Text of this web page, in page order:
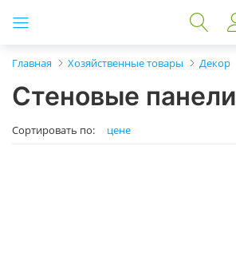
Главная Хозяйственные товары Декор
Стеновые панели
Сортировать по: цене